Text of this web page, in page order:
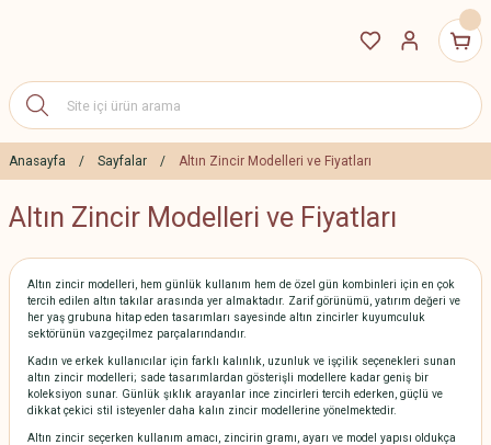
Anasayfa Sayfalar Altın Zincir Modelleri ve Fiyatları
Altın Zincir Modelleri ve Fiyatları
Altın zincir modelleri, hem günlük kullanım hem de özel gün kombinleri için en çok
tercih edilen altın takılar arasında yer almaktadır. Zarif görünümü, yatırım değeri ve
her yaş grubuna hitap eden tasarımları sayesinde altın zincirler kuyumculuk
sektörünün vazgeçilmez parçalarındandır.
Kadın ve erkek kullanıcılar için farklı kalınlık, uzunluk ve işçilik seçenekleri sunan
altın zincir modelleri; sade tasarımlardan gösterişli modellere kadar geniş bir
koleksiyon sunar. Günlük şıklık arayanlar ince zincirleri tercih ederken, güçlü ve
dikkat çekici stil isteyenler daha kalın zincir modellerine yönelmektedir.
Altın zincir seçerken kullanım amacı, zincirin gramı, ayarı ve model yapısı oldukça